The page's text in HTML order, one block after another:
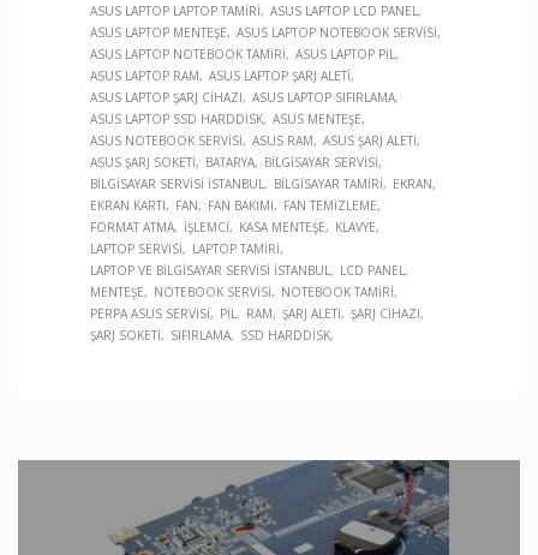
ASUS LAPTOP LAPTOP TAMIRI
ASUS LAPTOP LCD PANEL
ASUS LAPTOP MENTEŞE
ASUS LAPTOP NOTEBOOK SERVISI
ASUS LAPTOP NOTEBOOK TAMIRI
ASUS LAPTOP PIL
ASUS LAPTOP RAM
ASUS LAPTOP ŞARJ ALETI
ASUS LAPTOP ŞARJ CIHAZI
ASUS LAPTOP SIFIRLAMA
ASUS LAPTOP SSD HARDDISK ASUS MENTEŞE
ASUS NOTEBOOK SERVISI
ASUS RAM
ASUS ŞARJ ALETI
ASUS ŞARJ SOKETI
BATARYA
BILGISAYAR SERVISI
BILGISAYAR SERVISI İSTANBUL
BILGISAYAR TAMIRI
EKRAN
EKRAN KARTI
FAN FAN BAKIMI
FAN TEMIZLEME
FORMAT ATMA
İŞLEMCI KASA MENTEŞE
KLAVYE
LAPTOP SERVISI
LAPTOP TAMIRI
LAPTOP VE BILGISAYAR SERVISI İSTANBUL
LCD PANEL
MENTEŞE
NOTEBOOK SERVISI
NOTEBOOK TAMIRI
PERPA ASUS SERVISI
PIL RAM ŞARJ ALETI
ŞARJ CIHAZI
ŞARJ SOKETI
SIFIRLAMA SSD HARDDISK